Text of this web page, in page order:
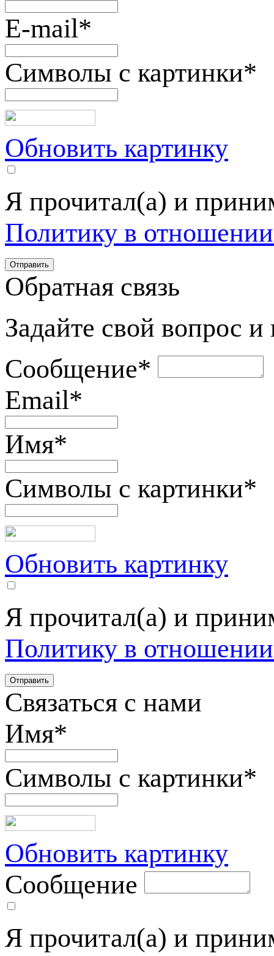
E-mail*
Символы с картинки*
Обновить картинку
Я прочитал(а) и
Политику в
Обратная связь
Задайте свой вопрос
Сообщение*
Email*
Имя*
Символы с картинки*
Обновить картинку
Я прочитал(а) и
Политику в
Связаться с нами
Имя*
Символы с картинки*
Обновить картинку
Сообщение
Я прочитал(а) и